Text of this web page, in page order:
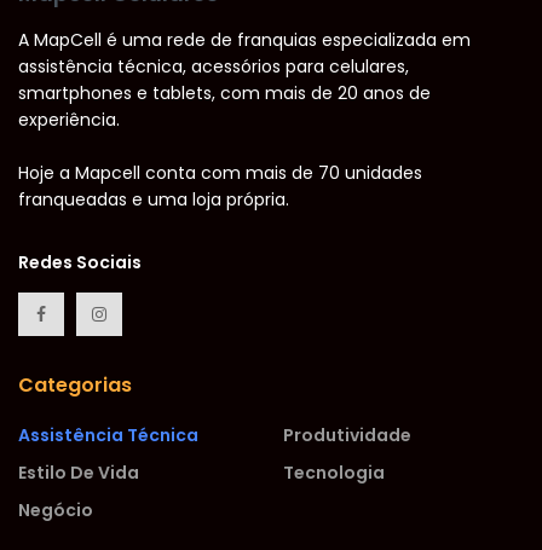
A MapCell é uma rede de franquias especializada em
assistência técnica, acessórios para celulares,
smartphones e tablets, com mais de 20 anos de
experiência.
Hoje a Mapcell conta com mais de 70 unidades
franqueadas e uma loja própria.
Redes Sociais
Categorias
Assistência Técnica
Estilo De Vida
Negócio
Produtividade
Tecnologia